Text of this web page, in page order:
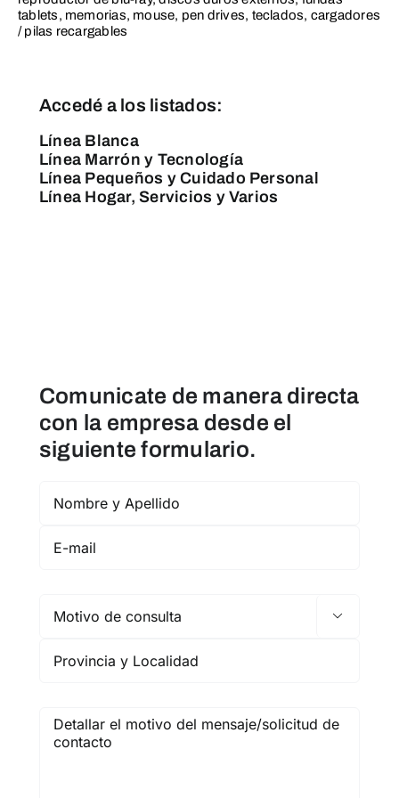
tablets, memorias, mouse, pen drives, teclados, cargadores
/ pilas recargables
Accedé a los listados:
Línea Blanca
Línea Marrón y Tecnología
Línea Pequeños y Cuidado Personal
Línea Hogar, Servicios y Varios
Comunicate de manera directa
con la empresa desde el
siguiente formulario.
